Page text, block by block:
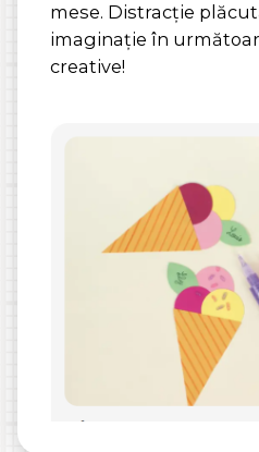
mese. Distracție
imaginație în
creative!